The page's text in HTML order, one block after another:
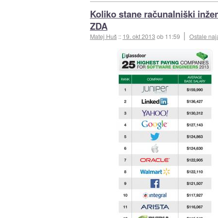
Koliko stane računalniški
ZDA
Matej Huš :: 19. okt 2013 ob 11:59 Ostale